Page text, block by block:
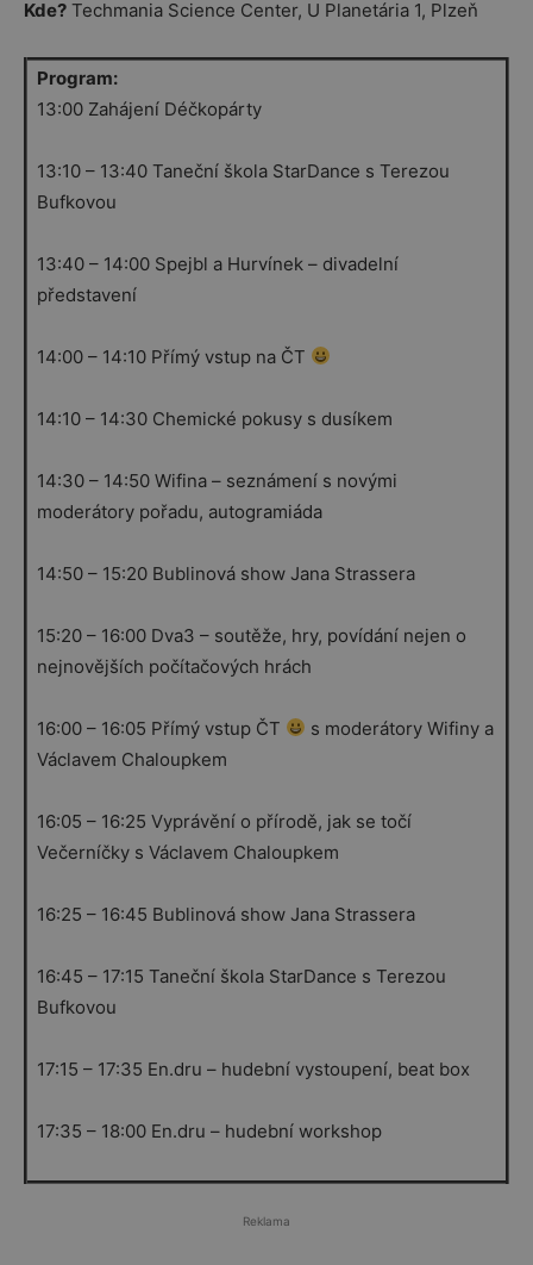
Kde? Techmania Science Center, U Planetária 1, Plzeň
Program:
13:00 Zahájení Déčkopárty
13:10 – 13:40 Taneční škola StarDance s Terezou
Bufkovou
13:40 – 14:00 Spejbl a Hurvínek – divadelní
představení
14:00 – 14:10 Přímý vstup na ČT
14:10 – 14:30 Chemické pokusy s dusíkem
14:30 – 14:50 Wifina – seznámení s novými
moderátory pořadu, autogramiáda
14:50 – 15:20 Bublinová show Jana Strassera
15:20 – 16:00 Dva3 – soutěže, hry, povídání nejen o
nejnovějších počítačových hrách
16:00 – 16:05 Přímý vstup ČT
s moderátory Wifiny a
Václavem Chaloupkem
16:05 – 16:25 Vyprávění o přírodě, jak se točí
Večerníčky s Václavem Chaloupkem
16:25 – 16:45 Bublinová show Jana Strassera
16:45 – 17:15 Taneční škola StarDance s Terezou
Bufkovou
17:15 – 17:35 En.dru – hudební vystoupení, beat box
17:35 – 18:00 En.dru – hudební workshop
Reklama